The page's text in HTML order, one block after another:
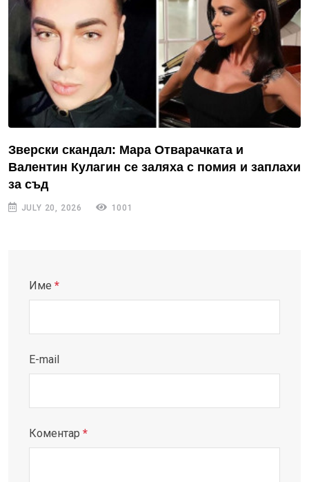
Зверски скандал: Мара Отварачката и
Валентин Кулагин се заляха с помия и заплахи
за съд
JULY 20, 2026 1001
Име *
E-mail
Коментар *